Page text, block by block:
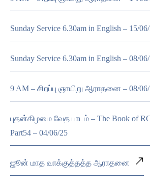
Sunday Service 6.30am in English – 15/
Sunday Service 6.30am in English – 08/
9 AM – சிறப்பு ஞாயிறு ஆராதனை – 08/
புதன்கிழமை வேத பாடம் – The Book of
Part54 – 04/06/25
ஜூன் மாத வாக்குத்தத்த ஆராதனை